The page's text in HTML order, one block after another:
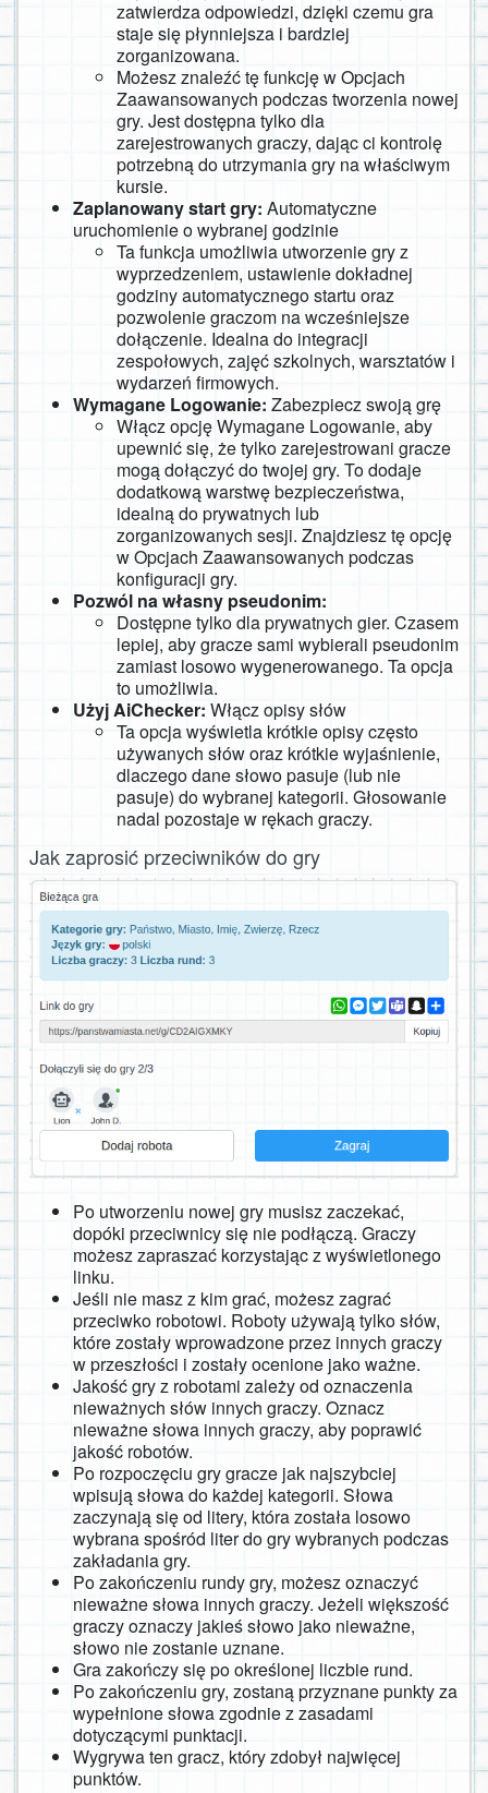
zatwierdza odpowiedzi, dzięki czemu gra
staje się płynniejsza i bardziej
zorganizowana.
Możesz znaleźć tę funkcję w Opcjach
Zaawansowanych podczas tworzenia nowej
gry. Jest dostępna tylko dla
zarejestrowanych graczy, dając ci kontrolę
potrzebną do utrzymania gry na właściwym
kursie.
Zaplanowany start gry: Automatyczne
uruchomienie o wybranej godzinie
Ta funkcja umożliwia utworzenie gry z
wyprzedzeniem, ustawienie dokładnej
godziny automatycznego startu oraz
pozwolenie graczom na wcześniejsze
dołączenie. Idealna do integracji
zespołowych, zajęć szkolnych, warsztatów i
wydarzeń firmowych.
Wymagane Logowanie: Zabezpiecz swoją grę
Włącz opcję Wymagane Logowanie, aby
upewnić się, że tylko zarejestrowani gracze
mogą dołączyć do twojej gry. To dodaje
dodatkową warstwę bezpieczeństwa,
idealną do prywatnych lub
zorganizowanych sesji. Znajdziesz tę opcję
w Opcjach Zaawansowanych podczas
konfiguracji gry.
Pozwól na własny pseudonim:
Dostępne tylko dla prywatnych gier. Czasem
lepiej, aby gracze sami wybierali pseudonim
zamiast losowo wygenerowanego. Ta opcja
to umożliwia.
Użyj AiChecker: Włącz opisy słów
Ta opcja wyświetla krótkie opisy często
używanych słów oraz krótkie wyjaśnienie,
dlaczego dane słowo pasuje (lub nie
pasuje) do wybranej kategorii. Głosowanie
nadal pozostaje w rękach graczy.
Jak zaprosić przeciwników do gry
Po utworzeniu nowej gry musisz zaczekać,
dopóki przeciwnicy się nie podłączą. Graczy
możesz zapraszać korzystając z wyświetlonego
linku.
Jeśli nie masz z kim grać, możesz zagrać
przeciwko robotowi. Roboty używają tylko słów,
które zostały wprowadzone przez innych graczy
w przeszłości i zostały ocenione jako ważne.
Jakość gry z robotami zależy od oznaczenia
nieważnych słów innych graczy. Oznacz
nieważne słowa innych graczy, aby poprawić
jakość robotów.
Po rozpoczęciu gry gracze jak najszybciej
wpisują słowa do każdej kategorii. Słowa
zaczynają się od litery, która została losowo
wybrana spośród liter do gry wybranych podczas
zakładania gry.
Po zakończeniu rundy gry, możesz oznaczyć
nieważne słowa innych graczy. Jeżeli większość
graczy oznaczy jakieś słowo jako nieważne,
słowo nie zostanie uznane.
Gra zakończy się po określonej liczbie rund.
Po zakończeniu gry, zostaną przyznane punkty za
wypełnione słowa zgodnie z zasadami
dotyczącymi punktacji.
Wygrywa ten gracz, który zdobył najwięcej
punktów.